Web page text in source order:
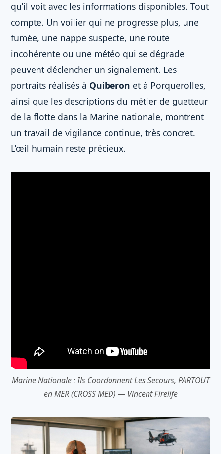
qu’il voit avec les informations disponibles. Tout
compte. Un voilier qui ne progresse plus, une
fumée, une nappe suspecte, une route
incohérente ou une météo qui se dégrade
peuvent déclencher un signalement. Les
portraits réalisés à Quiberon et à Porquerolles,
ainsi que les descriptions du métier de guetteur
de la flotte dans la Marine nationale, montrent
un travail de vigilance continue, très concret.
L’œil humain reste précieux.
Marine Nationale : Ils Coordonnent Les Secours, PARTOUT
en MER (CROSS MED) — Vincent Firelife